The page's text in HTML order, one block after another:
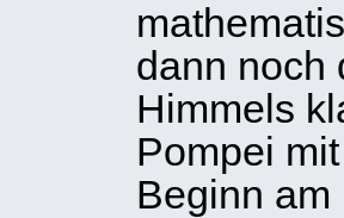
dann noch
Himmels
Pompei
Beginn